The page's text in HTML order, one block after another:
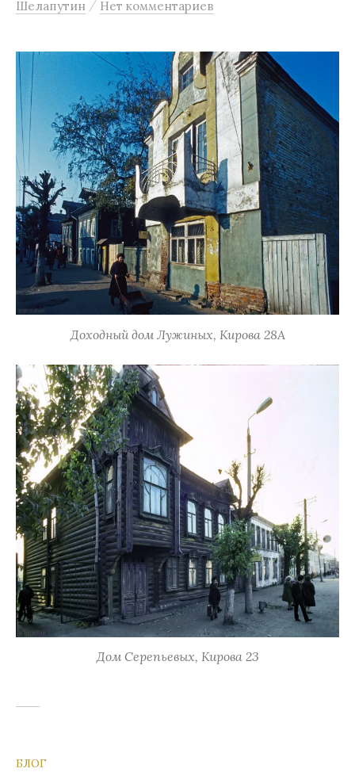
Шелапутин / Нет комментариев
Доходный дом Лужиных, Кирова 28А
Дом Серепьевых, Кирова 23
БЛОГ